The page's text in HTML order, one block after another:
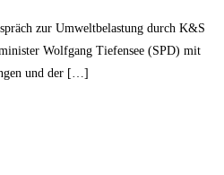
zur Umweltbelastung durch K&S
Wolfgang Tiefensee (SPD) mit
und der […]